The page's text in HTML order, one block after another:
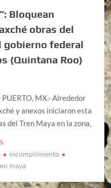
Bloquean
obras del
gobierno federal
(Quintana Roo)
MX.- Alrededor
y anexos iniciaron esta
del Tren Maya en la zona,
incumplimiento
maya